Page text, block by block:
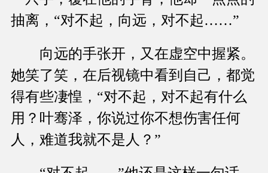
抽离，“对不起，向远，对不起……”
向远的手张开，又在虚空中握紧。
她笑了笑，在后视镜中看到自己，都觉
得有些凄惶，“对不起，对不起有什么
用？叶骞泽，你说过你不想伤害任何
人，难道我就不是人？”